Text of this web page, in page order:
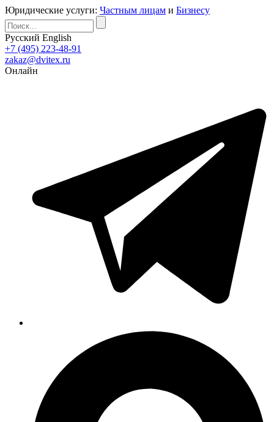
Юридические услуги: Частным лицам и Бизнесу
Русский English
+7 (495) 223-48-91
zakaz@dvitex.ru
Онлайн